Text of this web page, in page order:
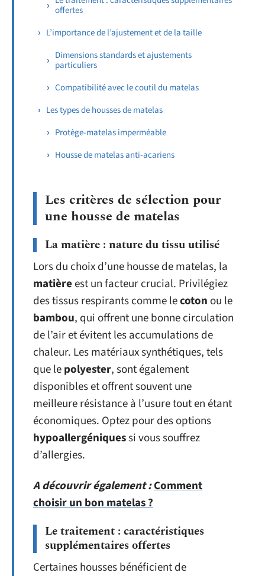
offertes
L’importance de l’ajustement et de la taille
Dimensions standards et ajustements
particuliers
Compatibilité avec le coutil du matelas
Les types de housses de matelas
Protège-matelas imperméable
Housse de matelas anti-acariens
Les critères de sélection pour
une housse de matelas
La matière : nature du tissu utilisé
Lors du choix d’une housse de matelas, la
matièreest un facteur crucial. Privilégiez
des tissus respirants comme lecoton ou le
bambou, qui offrent une bonne circulation
de l’air et évitent les accumulations de
chaleur. Les matériaux synthétiques, tels
que lepolyester, sont également
disponibles et offrent souvent une
meilleure résistance à l’usure tout en étant
économiques. Optez pour des options
hypoallergéniquessi vous souffrez
d’allergies.
A découvrir également :Comment
choisir un bon matelas ?
Le traitement : caractéristiques
supplémentaires offertes
Certaines housses bénéficient de